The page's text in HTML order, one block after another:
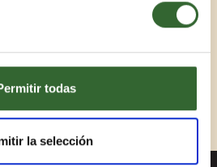
todas
la selección
CONSÚLTANOS